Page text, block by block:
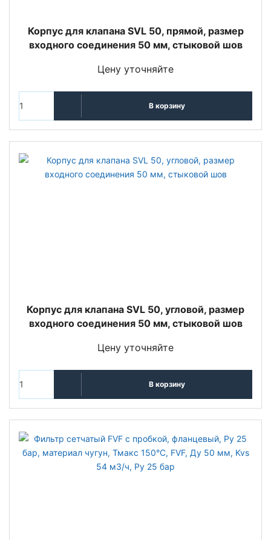
Корпус для клапана SVL 50, прямой, размер
входного соединения 50 мм, стыковой шов
Цену уточняйте
В корзину
Корпус для клапана SVL 50, угловой, размер
входного соединения 50 мм, стыковой шов
Цену уточняйте
В корзину